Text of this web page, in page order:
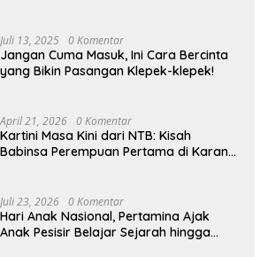
Juli 13, 2025 0 Komentar
Jangan Cuma Masuk, Ini Cara Bercinta
yang Bikin Pasangan Klepek-klepek!
April 21, 2026 0 Komentar
Kartini Masa Kini dari NTB: Kisah
Babinsa Perempuan Pertama di Karang
Juli 23, 2026 0 Komentar
Hari Anak Nasional, Pertamina Ajak
Anak Pesisir Belajar Sejarah hingga